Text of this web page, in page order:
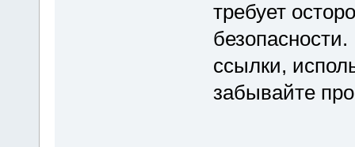
требует
ссылки,
забывайте